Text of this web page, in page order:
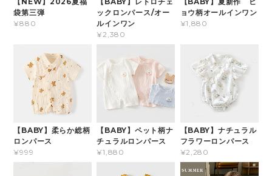
袋第三弾
¥880
ックロンパース/オー
ルインワン
¥2,380
ョウ柄オールインワン
¥1,880
【BABY】柔らか総柄
ロンパース
¥999
【BABY】ペット柄ナ
チュラルロンパース
¥1,880
【BABY】ナチュラル
フラワーロンパース
¥2,280